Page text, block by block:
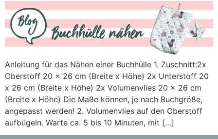
Anleitung für das Nähen einer Buchhülle 1. Zuschnitt:2x
Oberstoff 20 x 26 cm (Breite x Höhe) 2x Unterstoff 20
x 26 cm (Breite x Höhe) 2x Volumenvlies 20 x 26 cm
(Breite x Höhe) Die Maße können, je nach Buchgröße,
angepasst werden! 2. Volumenvlies auf den Oberstoff
aufbügeln. Warte ca. 5 bis 10 Minuten, mit […]